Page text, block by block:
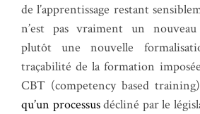
de l’apprentissage restant
n’est pas vraiment un nouveau
plutôt une nouvelle
traçabilité de la formation
CBT (competency based
qu’un processusdécliné par le